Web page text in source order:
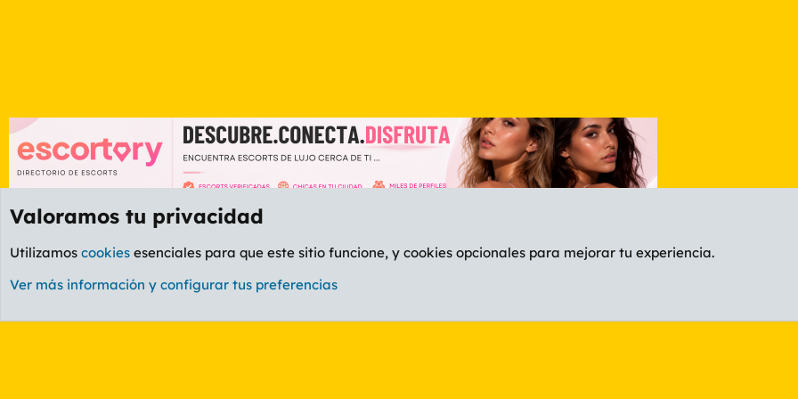
Foro Informática y Videojuegos
Valoramos tu privacidad
Utilizamos cookies esenciales para que este sitio funcione, y cookies opcionales para mejorar tu experiencia.
Ver más información y configurar tus preferencias